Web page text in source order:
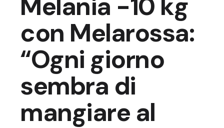
con Melarossa:
“Ogni giorno
sembra di
mangiare al